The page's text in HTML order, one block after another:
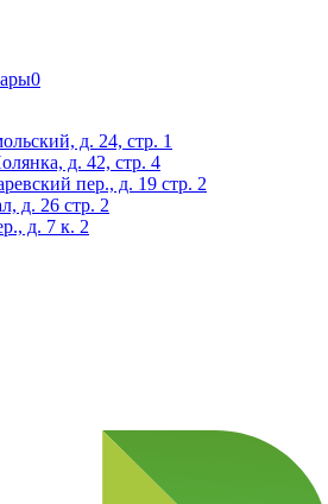
0
д. 24, стр. 1
д. 42, стр. 4
пер., д. 19 стр. 2
д. 26 стр. 2
д. 7 к. 2